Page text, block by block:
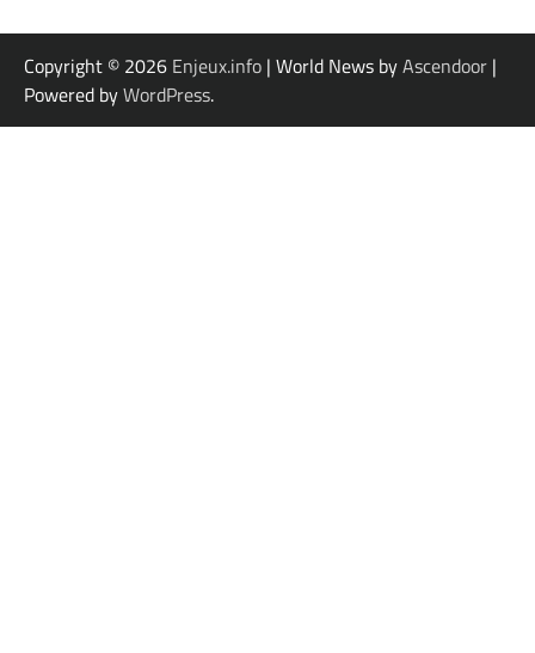
Copyright © 2026 Enjeux.info | World News byAscendoor |
Powered byWordPress.